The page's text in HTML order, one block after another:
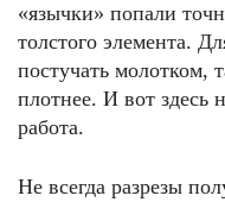
«язычки» попали
толстого элемента.
постучать молотком,
плотнее. И вот здесь
работа.
Не всегда разрезы